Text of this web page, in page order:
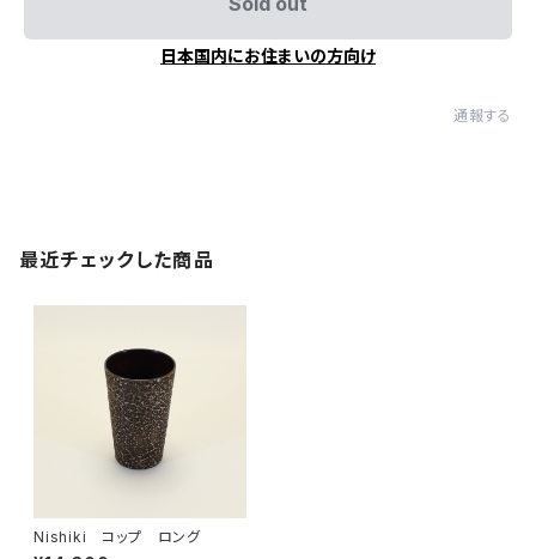
日本国内にお住まいの方向け
通報する
最近チェックした商品
Nishiki コップ ロング